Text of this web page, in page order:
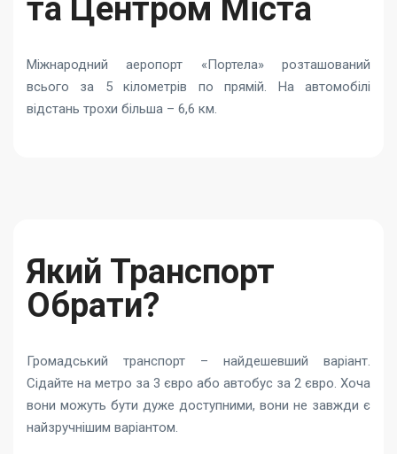
та Центром Міста
Міжнародний аеропорт «Портела» розташований
всього за 5 кілометрів по прямій. На автомобілі
відстань трохи більша – 6,6 км.
Який Транспорт
Обрати?
Громадський транспорт – найдешевший варіант.
Сідайте на метро за 3 євро або автобус за 2 євро. Хоча
вони можуть бути дуже доступними, вони не завжди є
найзручнішим варіантом.